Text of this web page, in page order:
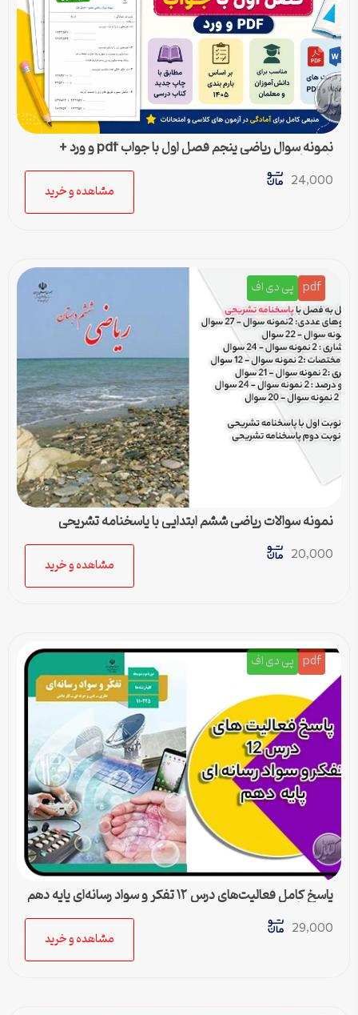
نمونه سوال ریاضی پنجم فصل اول با جواب pdf و ورد +
پاسخنامه
24,000
مشاهده و خرید
pdf پی دی اف
نمونه سوالات ریاضی ششم ابتدایی با پاسخنامه تشریحی
20,000
مشاهده و خرید
pdf پی دی اف
پاسخ کامل فعالیت‌های درس ۱۲ تفکر و سواد رسانه‌ای پایه دهم
متوسطه دوم
29,000
مشاهده و خرید